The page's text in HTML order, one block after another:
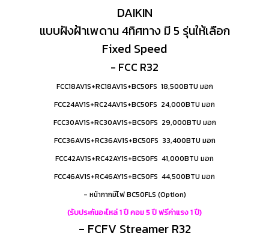
DAIKIN
แบบฝังฝ้าเพดาน 4ทิศทาง มี 5 รุ่นให้เลือก
Fixed Speed
- FCC R32
FCC18AV1S+RC18AV1S+BC50FS 18,500BTU มอก
FCC24AV1S+RC24AV1S+BC50FS 24,000BTU มอก
FCC30AV1S+RC30AV1S+BC50FS 29,000BTU มอก
FCC36AV1S+RC36AV1S+BC50FS 33,400BTU มอก
FCC42AV1S+RC42AY1S+BC50FS 41,000BTU มอก
FCC46AV1S+RC46AY1S+BC50FS 44,500BTU มอก
- หน้ากากมีไฟ BC50FLS (Option)
(รับประกันอะไหล่ 1 ปี คอม 5 ปี ฟรีค่าแรง 1 ปี)
- FCFV Streamer R32